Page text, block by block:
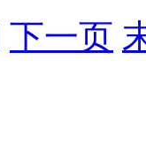
下一页